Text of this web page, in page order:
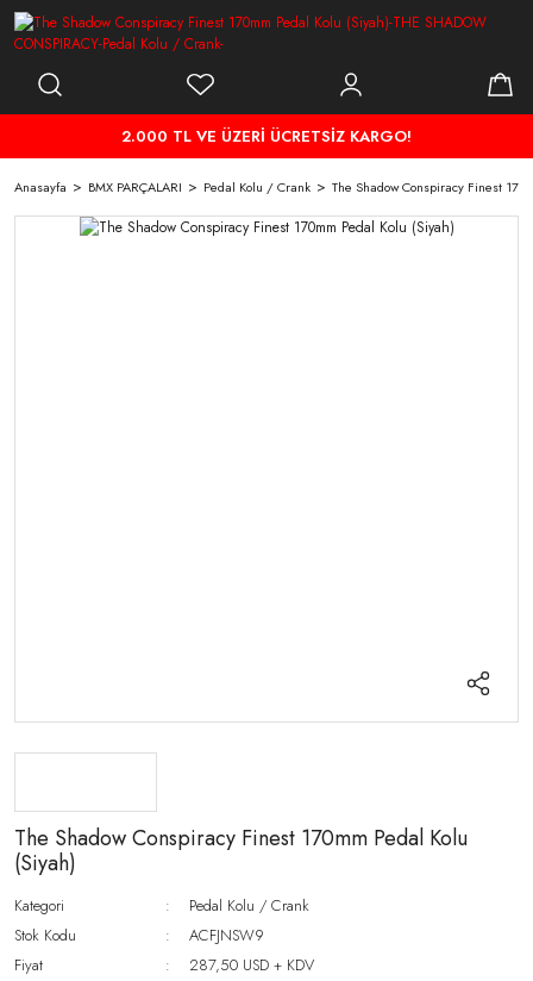
2.000 TL VE ÜZERİ ÜCRETSİZ KARGO!
Anasayfa BMX PARÇALARI Pedal Kolu / Crank The Shadow Conspiracy Finest
The Shadow Conspiracy Finest 170mm Pedal Kolu
(Siyah)
Kategori
Pedal Kolu / Crank
Stok Kodu
ACFJNSW9
Fiyat
287,50 USD + KDV